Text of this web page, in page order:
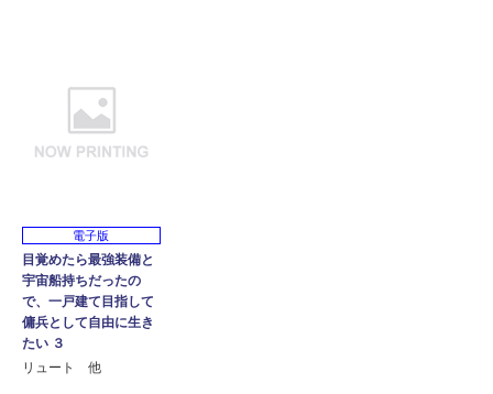
電子版
目覚めたら最強装備と
宇宙船持ちだったの
で、一戸建て目指して
傭兵として自由に生き
たい ３
リュート 他